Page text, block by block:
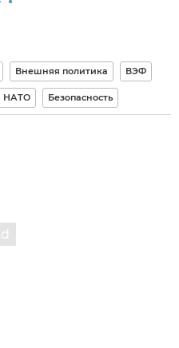
Внешняя политика ВЭФ
НАТО Безопасность